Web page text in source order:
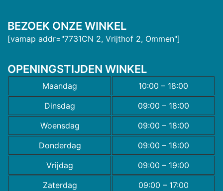
BEZOEK ONZE WINKEL
[vamap addr="7731CN 2, Vrijthof 2, Ommen"]
OPENINGSTIJDEN WINKEL
Maandag
10:00 – 18:00
Dinsdag
09:00 – 18:00
Woensdag
09:00 – 18:00
Donderdag
09:00 – 18:00
Vrijdag
09:00 – 19:00
Zaterdag
09:00 – 17:00